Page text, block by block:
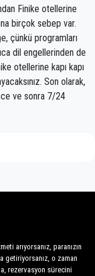
transfer
Finike'ya
gururlu
hizmetimizle
uygun fiyat,
keşfedin. Ne
rezervasyon
edin!
Finike otellerine
birçok sebep var.
çünkü programları
dil engellerinden de
otellerine kapı kapı
Son olarak,
ve sonra 7/24
arıyorsanız, paranızın
getiriyorsanız, o zaman
rezervasyon sürecini